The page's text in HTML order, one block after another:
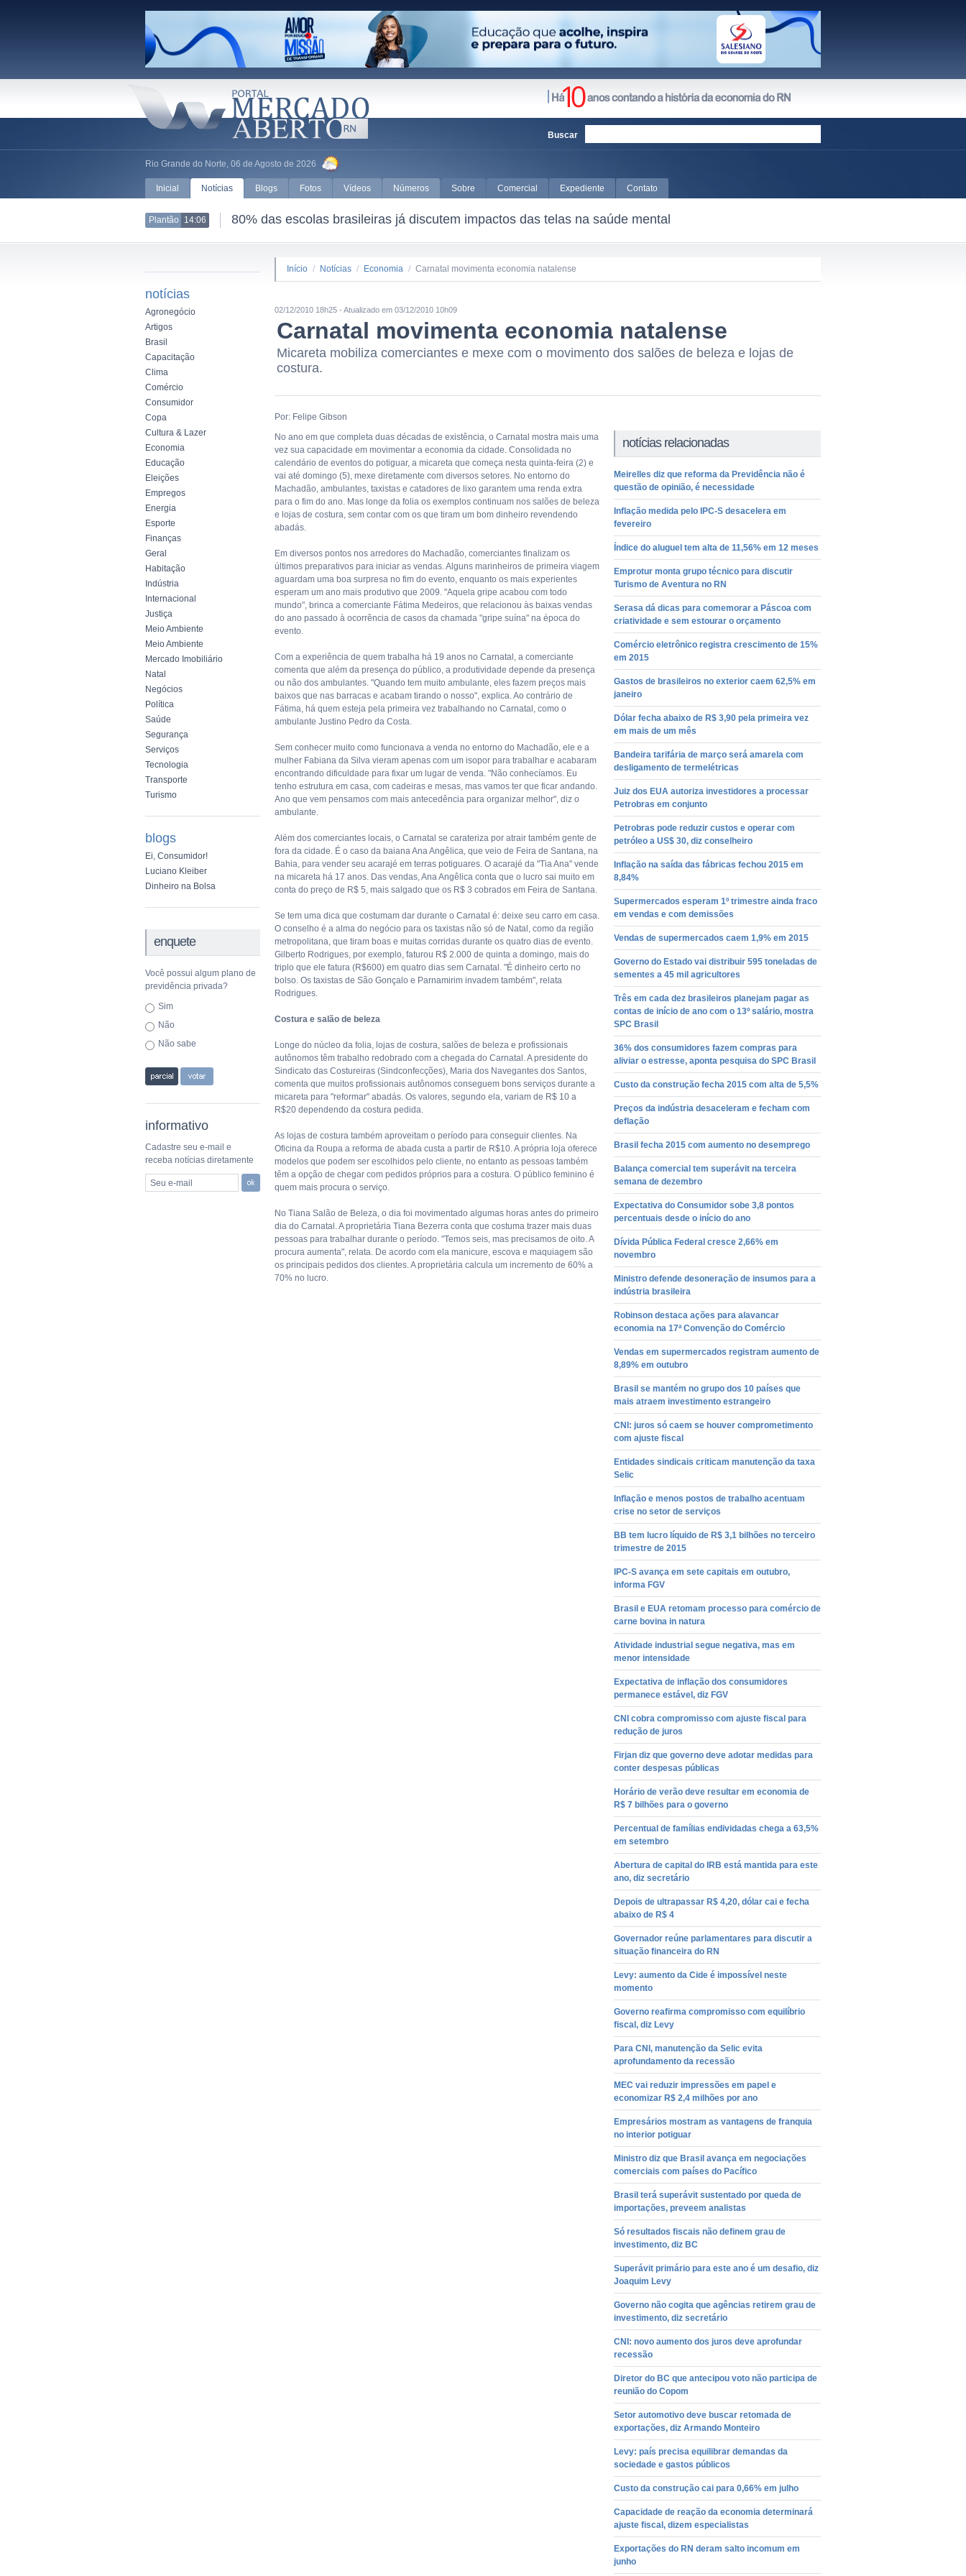
Rio Grande do Norte, 06 de Agosto de 2026
Buscar
Inicial Notícias Blogs Fotos Vídeos Números Sobre Comercial Expediente Contato
Plantão 14:06 80% das escolas brasileiras já discutem impactos das telas na saúde mental
notícias
Agronegócio
Artigos
Brasil
Capacitação
Clima
Comércio
Consumidor
Copa
Cultura & Lazer
Economia
Educação
Eleições
Empregos
Energia
Esporte
Finanças
Geral
Habitação
Indústria
Internacional
Justiça
Meio Ambiente
Meio Ambiente
Mercado Imobiliário
Natal
Negócios
Política
Saúde
Segurança
Serviços
Tecnologia
Transporte
Turismo
blogs
Ei, Consumidor!
Luciano Kleiber
Dinheiro na Bolsa
enquete
Você possui algum plano de
previdência privada?
Sim
Não
Não sabe
informativo
Cadastre seu e-mail e
receba notícias diretamente
Seu e-mail
Início / Notícias / Economia / Carnatal movimenta economia natalense
02/12/2010 18h25 - Atualizado em 03/12/2010 10h09
Carnatal movimenta economia natalense
Micareta mobiliza comerciantes e mexe com o movimento dos salões de beleza e lojas de
costura.
Por: Felipe Gibson
notícias relacionadas
Meirelles diz que reforma da Previdência não é
questão de opinião, é necessidade
Inflação medida pelo IPC-S desacelera em
fevereiro
Índice do aluguel tem alta de 11,56% em 12 meses
Emprotur monta grupo técnico para discutir
Turismo de Aventura no RN
Serasa dá dicas para comemorar a Páscoa com
criatividade e sem estourar o orçamento
Comércio eletrônico registra crescimento de 15%
em 2015
Gastos de brasileiros no exterior caem 62,5% em
janeiro
Dólar fecha abaixo de R$ 3,90 pela primeira vez
em mais de um mês
Bandeira tarifária de março será amarela com
desligamento de termelétricas
Juiz dos EUA autoriza investidores a processar
Petrobras em conjunto
Petrobras pode reduzir custos e operar com
petróleo a US$ 30, diz conselheiro
Inflação na saída das fábricas fechou 2015 em
8,84%
Supermercados esperam 1º trimestre ainda fraco
em vendas e com demissões
Vendas de supermercados caem 1,9% em 2015
Governo do Estado vai distribuir 595 toneladas de
sementes a 45 mil agricultores
Três em cada dez brasileiros planejam pagar as
contas de início de ano com o 13º salário, mostra
SPC Brasil
36% dos consumidores fazem compras para
aliviar o estresse, aponta pesquisa do SPC Brasil
Custo da construção fecha 2015 com alta de 5,5%
Preços da indústria desaceleram e fecham com
deflação
Brasil fecha 2015 com aumento no desemprego
Balança comercial tem superávit na terceira
semana de dezembro
Expectativa do Consumidor sobe 3,8 pontos
percentuais desde o início do ano
Dívida Pública Federal cresce 2,66% em
novembro
Ministro defende desoneração de insumos para a
indústria brasileira
Robinson destaca ações para alavancar
economia na 17ª Convenção do Comércio
Vendas em supermercados registram aumento de
8,89% em outubro
Brasil se mantém no grupo dos 10 países que
mais atraem investimento estrangeiro
CNI: juros só caem se houver comprometimento
com ajuste fiscal
Entidades sindicais criticam manutenção da taxa
Selic
Inflação e menos postos de trabalho acentuam
crise no setor de serviços
BB tem lucro líquido de R$ 3,1 bilhões no terceiro
trimestre de 2015
IPC-S avança em sete capitais em outubro,
informa FGV
Brasil e EUA retomam processo para comércio de
carne bovina in natura
Atividade industrial segue negativa, mas em
menor intensidade
Expectativa de inflação dos consumidores
permanece estável, diz FGV
CNI cobra compromisso com ajuste fiscal para
redução de juros
Firjan diz que governo deve adotar medidas para
conter despesas públicas
Horário de verão deve resultar em economia de
R$ 7 bilhões para o governo
Percentual de famílias endividadas chega a 63,5%
em setembro
Abertura de capital do IRB está mantida para este
ano, diz secretário
Depois de ultrapassar R$ 4,20, dólar cai e fecha
abaixo de R$ 4
Governador reúne parlamentares para discutir a
situação financeira do RN
Levy: aumento da Cide é impossível neste
momento
Governo reafirma compromisso com equilíbrio
fiscal, diz Levy
Para CNI, manutenção da Selic evita
aprofundamento da recessão
MEC vai reduzir impressões em papel e
economizar R$ 2,4 milhões por ano
Empresários mostram as vantagens de franquia
no interior potiguar
Ministro diz que Brasil avança em negociações
comerciais com países do Pacífico
Brasil terá superávit sustentado por queda de
importações, preveem analistas
Só resultados fiscais não definem grau de
investimento, diz BC
Superávit primário para este ano é um desafio, diz
Joaquim Levy
Governo não cogita que agências retirem grau de
investimento, diz secretário
CNI: novo aumento dos juros deve aprofundar
recessão
Diretor do BC que antecipou voto não participa de
reunião do Copom
Setor automotivo deve buscar retomada de
exportações, diz Armando Monteiro
Levy: país precisa equilibrar demandas da
sociedade e gastos públicos
Custo da construção cai para 0,66% em julho
Capacidade de reação da economia determinará
ajuste fiscal, dizem especialistas
Exportações do RN deram salto incomum em
junho
No ano em que completa duas décadas de existência, o Carnatal mostra mais uma
vez sua capacidade em movimentar a economia da cidade. Consolidada no
calendário de eventos do potiguar, a micareta que começa nesta quinta-feira (2) e
vai até domingo (5), mexe diretamente com diversos setores. No entorno do
Machadão, ambulantes, taxistas e catadores de lixo garantem uma renda extra
para o fim do ano. Mas longe da folia os exemplos continuam nos salões de beleza
e lojas de costura, sem contar com os que tiram um bom dinheiro revendendo
abadás.
Em diversos pontos nos arredores do Machadão, comerciantes finalizam os
últimos preparativos para iniciar as vendas. Alguns marinheiros de primeira viagem
aguardam uma boa surpresa no fim do evento, enquanto os mais experientes
esperam um ano mais produtivo que 2009. "Aquela gripe acabou com todo
mundo", brinca a comerciante Fátima Medeiros, que relacionou às baixas vendas
do ano passado à ocorrência de casos da chamada "gripe suína" na época do
evento.
Com a experiência de quem trabalha há 19 anos no Carnatal, a comerciante
comenta que além da presença do público, a produtividade depende da presença
ou não dos ambulantes. "Quando tem muito ambulante, eles fazem preços mais
baixos que nas barracas e acabam tirando o nosso", explica. Ao contrário de
Fátima, há quem esteja pela primeira vez trabalhando no Carnatal, como o
ambulante Justino Pedro da Costa.
Sem conhecer muito como funcionava a venda no entorno do Machadão, ele e a
mulher Fabiana da Silva vieram apenas com um isopor para trabalhar e acabaram
encontrando dificuldade para fixar um lugar de venda. "Não conhecíamos. Eu
tenho estrutura em casa, com cadeiras e mesas, mas vamos ter que ficar andando.
Ano que vem pensamos com mais antecedência para organizar melhor", diz o
ambulante.
Além dos comerciantes locais, o Carnatal se carateriza por atrair também gente de
fora da cidade. É o caso da baiana Ana Angêlica, que veio de Feira de Santana, na
Bahia, para vender seu acarajé em terras potiguares. O acarajé da "Tia Ana" vende
na micareta há 17 anos. Das vendas, Ana Angêlica conta que o lucro sai muito em
conta do preço de R$ 5, mais salgado que os R$ 3 cobrados em Feira de Santana.
Se tem uma dica que costumam dar durante o Carnatal é: deixe seu carro em casa.
O conselho é a alma do negócio para os taxistas não só de Natal, como da região
metropolitana, que tiram boas e muitas corridas durante os quatro dias de evento.
Gilberto Rodrigues, por exemplo, faturou R$ 2.000 de quinta a domingo, mais do
triplo que ele fatura (R$600) em quatro dias sem Carnatal. "É dinheiro certo no
bolso. Os taxistas de São Gonçalo e Parnamirim invadem também", relata
Rodrigues.
Costura e salão de beleza
Longe do núcleo da folia, lojas de costura, salões de beleza e profissionais
autônomos têm trabalho redobrado com a chegada do Carnatal. A presidente do
Sindicato das Costureiras (Sindconfecções), Maria dos Navegantes dos Santos,
comenta que muitos profissionais autônomos conseguem bons serviços durante a
micareta para "reformar" abadás. Os valores, segundo ela, variam de R$ 10 a
R$20 dependendo da costura pedida.
As lojas de costura também aproveitam o período para conseguir clientes. Na
Oficina da Roupa a reforma de abada custa a partir de R$10. A própria loja oferece
modelos que podem ser escolhidos pelo cliente, no entanto as pessoas também
têm a opção de chegar com pedidos próprios para a costura. O público feminino é
quem mais procura o serviço.
No Tiana Salão de Beleza, o dia foi movimentado algumas horas antes do primeiro
dia do Carnatal. A proprietária Tiana Bezerra conta que costuma trazer mais duas
pessoas para trabalhar durante o período. "Temos seis, mas precisamos de oito. A
procura aumenta", relata. De acordo com ela manicure, escova e maquiagem são
os principais pedidos dos clientes. A proprietária calcula um incremento de 60% a
70% no lucro.